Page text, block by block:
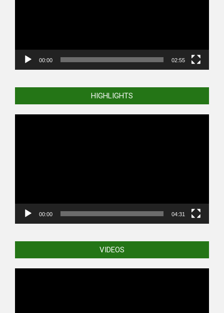
00:00 02:55
HIGHLIGHTS
00:00 04:31
VIDEOS